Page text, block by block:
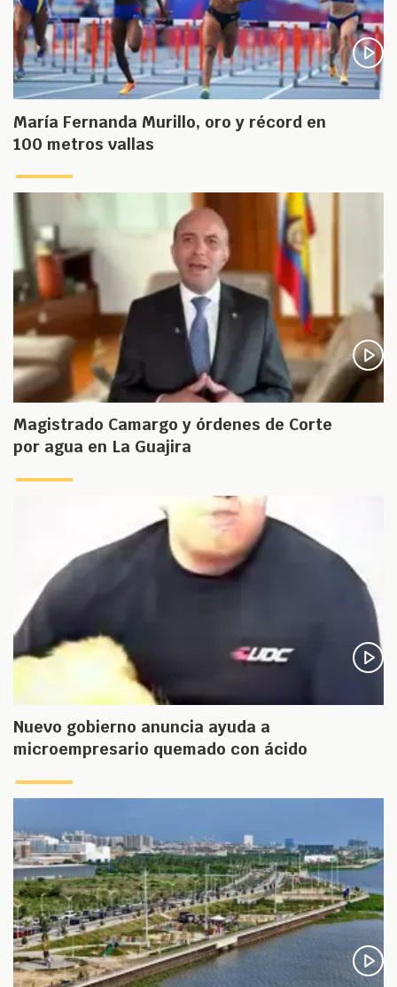
María Fernanda Murillo, oro y récord en
100 metros vallas
Magistrado Camargo y órdenes de Corte
por agua en La Guajira
Nuevo gobierno anuncia ayuda a
microempresario quemado con ácido